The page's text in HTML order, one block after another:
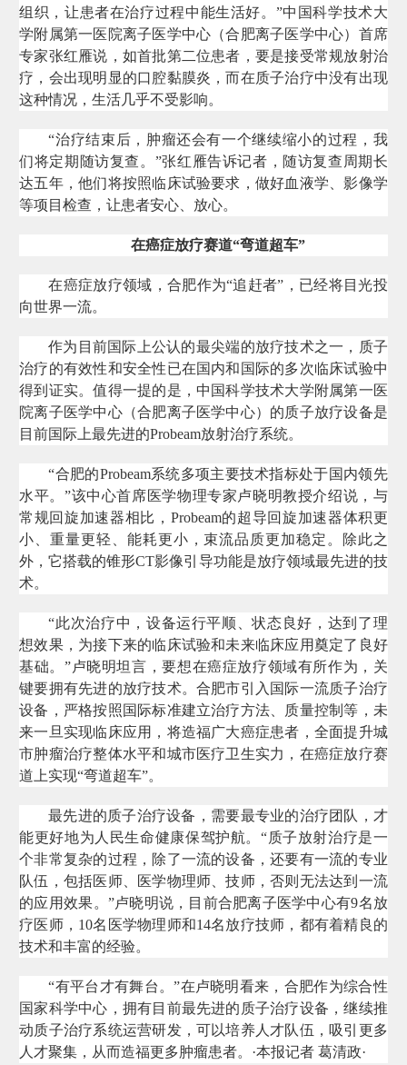
组织，让患者在治疗过程中能生活好。”中国科学技术大
学附属第一医院离子医学中心（合肥离子医学中心）首席
专家张红雁说，如首批第二位患者，要是接受常规放射治
疗，会出现明显的口腔黏膜炎，而在质子治疗中没有出现
这种情况，生活几乎不受影响。
“治疗结束后，肿瘤还会有一个继续缩小的过程，我
们将定期随访复查。”张红雁告诉记者，随访复查周期长
达五年，他们将按照临床试验要求，做好血液学、影像学
等项目检查，让患者安心、放心。
在癌症放疗赛道“弯道超车”
在癌症放疗领域，合肥作为“追赶者”，已经将目光投
向世界一流。
作为目前国际上公认的最尖端的放疗技术之一，质子
治疗的有效性和安全性已在国内和国际的多次临床试验中
得到证实。值得一提的是，中国科学技术大学附属第一医
院离子医学中心（合肥离子医学中心）的质子放疗设备是
目前国际上最先进的Probeam放射治疗系统。
“合肥的Probeam系统多项主要技术指标处于国内领先
水平。”该中心首席医学物理专家卢晓明教授介绍说，与
常规回旋加速器相比，Probeam的超导回旋加速器体积更
小、重量更轻、能耗更小，束流品质更加稳定。除此之
外，它搭载的锥形CT影像引导功能是放疗领域最先进的技
术。
“此次治疗中，设备运行平顺、状态良好，达到了理
想效果，为接下来的临床试验和未来临床应用奠定了良好
基础。”卢晓明坦言，要想在癌症放疗领域有所作为，关
键要拥有先进的放疗技术。合肥市引入国际一流质子治疗
设备，严格按照国际标准建立治疗方法、质量控制等，未
来一旦实现临床应用，将造福广大癌症患者，全面提升城
市肿瘤治疗整体水平和城市医疗卫生实力，在癌症放疗赛
道上实现“弯道超车”。
最先进的质子治疗设备，需要最专业的治疗团队，才
能更好地为人民生命健康保驾护航。“质子放射治疗是一
个非常复杂的过程，除了一流的设备，还要有一流的专业
队伍，包括医师、医学物理师、技师，否则无法达到一流
的应用效果。”卢晓明说，目前合肥离子医学中心有9名放
疗医师，10名医学物理师和14名放疗技师，都有着精良的
技术和丰富的经验。
“有平台才有舞台。”在卢晓明看来，合肥作为综合性
国家科学中心，拥有目前最先进的质子治疗设备，继续推
动质子治疗系统运营研发，可以培养人才队伍，吸引更多
人才聚集，从而造福更多肿瘤患者。·本报记者 葛清政·